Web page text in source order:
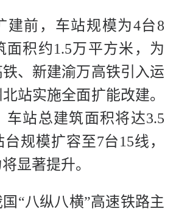
建前，车站规模为4台8
面积约1.5万平方米，为
、新建渝万高铁引入运
站实施全面扩能改建。
车站总建筑面积将达3.5
规模扩容至7台15线，
显著提升。
“八纵八横”高速铁路主